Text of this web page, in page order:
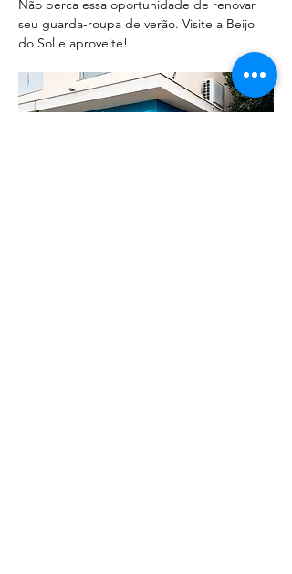
Não perca essa oportunidade de renovar
seu guarda-roupa de verão. Visite a Beijo
do Sol e aproveite!